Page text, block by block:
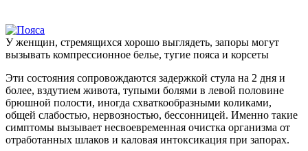
У женщин, стремящихся хорошо выглядеть, запоры могут
вызывать компрессионное белье, тугие пояса и корсеты
Эти состояния сопровождаются задержкой стула на 2 дня и
более, вздутием живота, тупыми болями в левой половине
брюшной полости, иногда схваткообразными коликами,
общей слабостью, нервозностью, бессонницей. Именно такие
симптомы вызывает несвоевременная очистка организма от
отработанных шлаков и каловая интоксикация при запорах.